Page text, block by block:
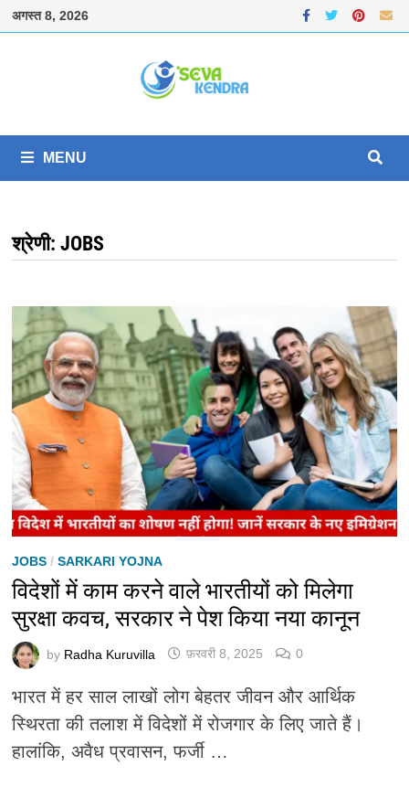
Skip
अगस्त 8, 2026
MENU
श्रेणी: JOBS
JOBS/ SARKARI YOJNA
विदेशों में काम करने वाले भारतीयों को मिलेगा
सुरक्षा कवच, सरकार ने पेश किया नया कानून
by Radha Kuruvilla फ़रवरी 8, 2025 0
भारत में हर साल लाखों लोग बेहतर जीवन और आर्थिक
स्थिरता की तलाश में विदेशों में रोजगार के लिए जाते हैं।
हालांकि, अवैध प्रवासन, फर्जी …